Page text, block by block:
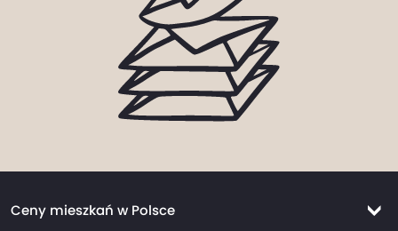
Ceny mieszkań w Polsce